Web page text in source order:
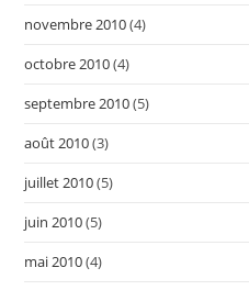
novembre 2010(4)
octobre 2010(4)
septembre 2010(5)
août 2010(3)
juillet 2010(5)
juin 2010(5)
mai 2010(4)